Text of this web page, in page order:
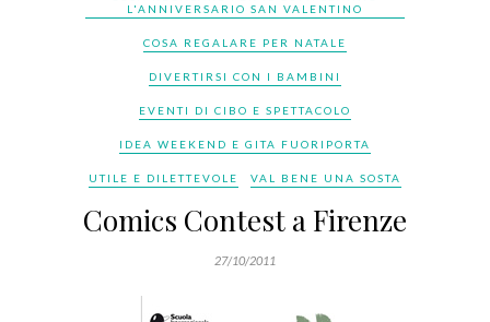
L'ANNIVERSARIO SAN VALENTINO
COSA REGALARE PER NATALE
DIVERTIRSI CON I BAMBINI
EVENTI DI CIBO E SPETTACOLO
IDEA WEEKEND E GITA FUORIPORTA
UTILE E DILETTEVOLE VAL BENE UNA SOSTA
Comics Contest a Firenze
27/10/2011